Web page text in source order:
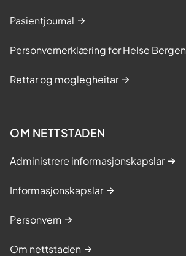
Pasientjournal
Personvernerklæring for Helse Bergen
Rettar og moglegheitar
OM NETTSTADEN
Administrere informasjonskapslar
Informasjonskapslar
Personvern
Om nettstaden